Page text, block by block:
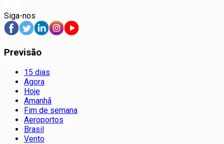
Siga-nos
Previsão
15 dias
Agora
Hoje
Amanhã
Fim de semana
Aeroportos
Brasil
Vento